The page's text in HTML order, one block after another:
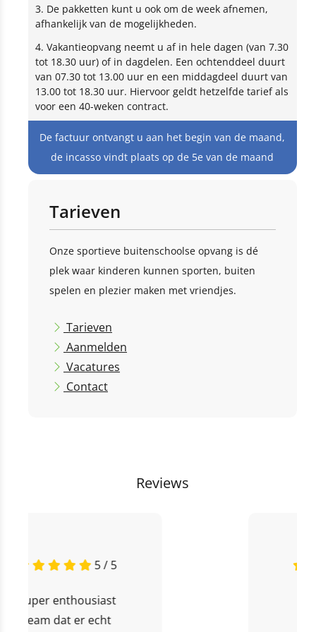
3. De pakketten kunt u ook om de week afnemen,
afhankelijk van de mogelijkheden.
4. Vakantieopvang neemt u af in hele dagen (van 7.30
tot 18.30 uur) of in dagdelen. Een ochtenddeel duurt
van 07.30 tot 13.00 uur en een middagdeel duurt van
13.00 tot 18.30 uur. Hiervoor geldt hetzelfde tarief als
voor een 40-weken contract.
De factuur ontvangt u aan het begin van de maand,
de incasso vindt plaats op de 5e van de maand
Tarieven
Onze sportieve buitenschoolse opvang is dé
plek waar kinderen kunnen sporten, buiten
spelen en plezier maken met vriendjes.
Tarieven
Aanmelden
Vacatures
Contact
Reviews